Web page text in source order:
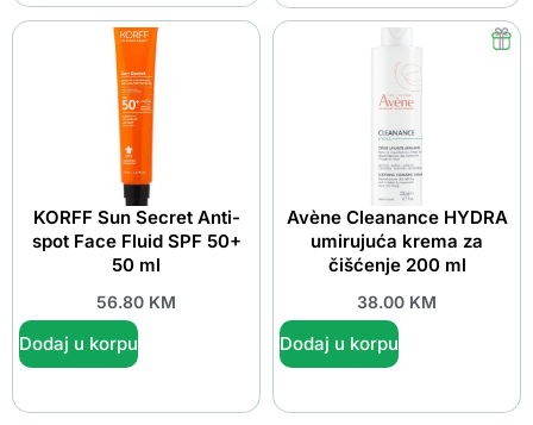
KORFF Sun Secret Anti-
spot Face Fluid SPF 50+
50 ml
56.80 KM
Dodaj u korpu
Avène Cleanance HYDRA
umirujuća krema za
čišćenje 200 ml
38.00 KM
Dodaj u korpu